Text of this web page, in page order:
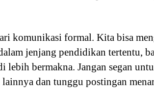
komunikasi formal. Kita bisa
jenjang pendidikan tertentu,
lebih bermakna. Jangan segan
dan tunggu postingan